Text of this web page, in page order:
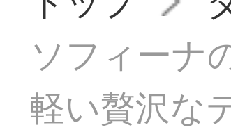
ソフィーナ
軽い贅沢な